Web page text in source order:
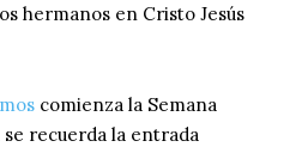
hermanos en Cristo Jesús
comienza la Semana
recuerda la entrada